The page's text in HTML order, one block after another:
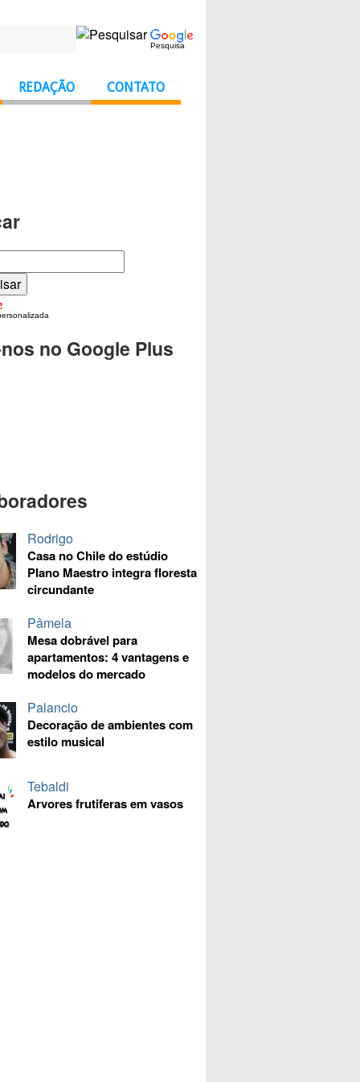
Pesquisa
REDAÇÃO CONTATO
no Google Plus
Rodrigo
Casa no Chile do estúdio
Plano Maestro integra floresta
circundante
Pâmela
Mesa dobrável para
apartamentos: 4 vantagens e
modelos do mercado
Palancio
Decoração de ambientes com
estilo musical
Tebaldi
Arvores frutiferas em vasos